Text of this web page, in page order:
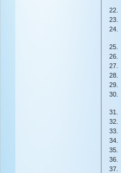
22.
23.
24.
25.
26.
27.
28.
29.
30.
31.
32.
33.
34.
35.
36.
37.